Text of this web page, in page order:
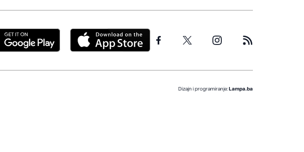
Dizajn i programiranje: Lampa.ba